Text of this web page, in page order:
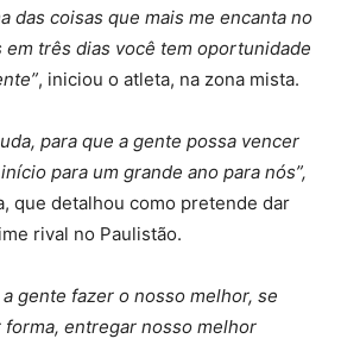
das coisas que mais me encanta no
três dias você tem oportunidade
, iniciou o atleta, na zona mista.
para que a gente possa vencer
para um grande ano para nós”,
que detalhou como pretende dar
rival no Paulistão.
gente fazer o nosso melhor, se
entregar nosso melhor